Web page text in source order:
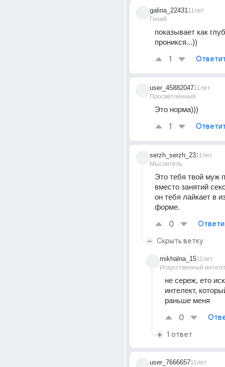
galina_22431
Гений
11лет
показывает как
проникся...))
1
user_45882047
Просветленный
11лет
Это норма)))
1
serzh_serzh_23
Мыслитель
11лет
Это тебя твой муж
вместо занятий
он тебя лайкает в
форме.
0
Скрыть ветку
mikhalna_15
Искусственный
11лет
не сереж, ето
интелект,
раньше меня
0
1 ответ
user_766665711лет